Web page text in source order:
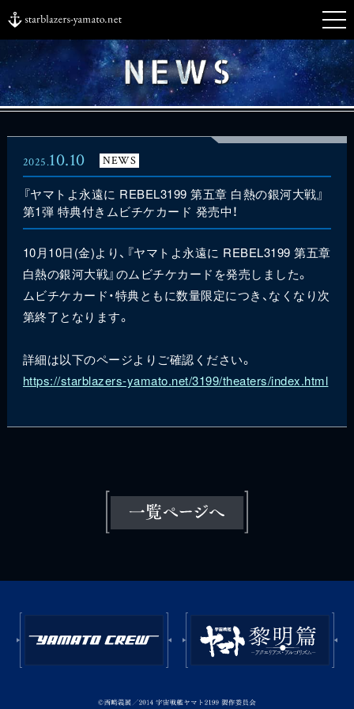
2025.10.10 NEWS
『ヤマトよ永遠に REBEL3199 第五章 白熱の銀河大戦』
第1弾 特典付きムビチケカード 発売中！
10月10日(金)より、『ヤマトよ永遠に REBEL3199 第五章
白熱の銀河大戦』のムビチケカードを発売しました。
ムビチケカード・特典ともに数量限定につき、なくなり次
第終了となります。
詳細は以下のページよりご確認ください。
https://starblazers-yamato.net/3199/theaters/index.html